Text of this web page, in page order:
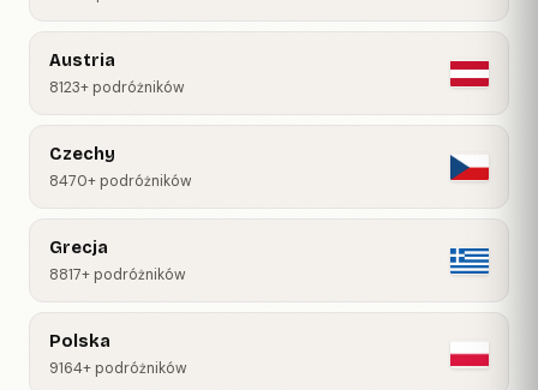
Austria
8123+ podróżników
Czechy
8470+ podróżników
Grecja
8817+ podróżników
Polska
9164+ podróżników